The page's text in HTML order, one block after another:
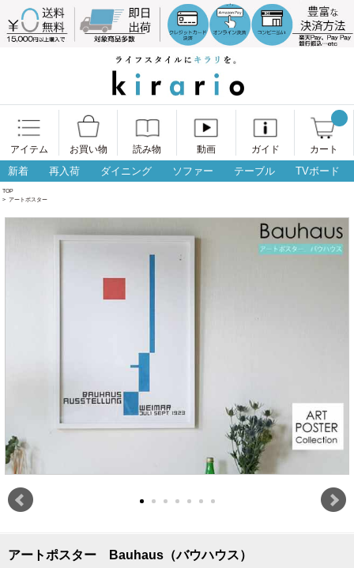
アイテム お買い物 読み物 動画 ガイド カート
新着 再入荷 ダイニング ソファー テーブル TVボード
TOP
> アートポスター
アートポスター Bauhaus（バウハウス）